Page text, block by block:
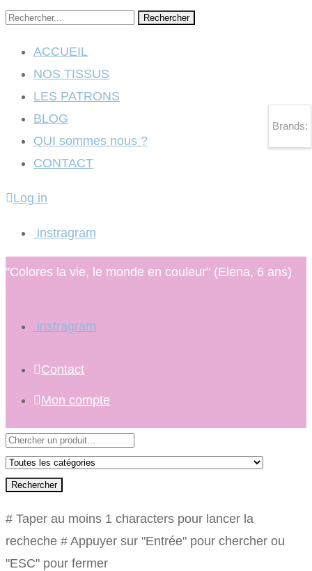
Rechercher
ACCUEIL
NOS TISSUS
LES PATRONS
BLOG
QUI sommes nous ?
CONTACT
Log in
instragram
"Colores la vie, le monde en couleur" (Elena, 6 ans)
instragram
Contact
Mon compte
Rechercher
# Taper au moins 1 characters pour lancer la
recheche # Appuyer sur "Entrée" pour chercher ou
"ESC" pour fermer
Brands: